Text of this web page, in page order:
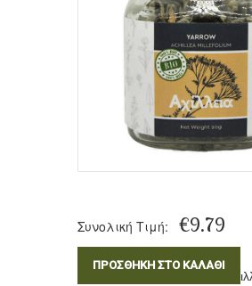
Συνολική Τιμή: €9.79
This Product: Βιολογική